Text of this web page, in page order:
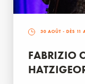
30 AOÛT - DÈS 11
FABRIZIO